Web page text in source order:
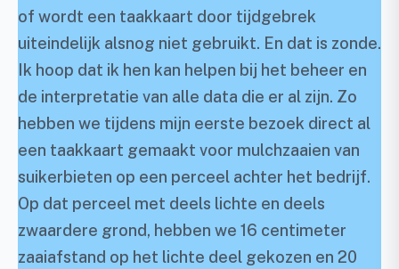
of wordt een taakkaart door tijdgebrek
uiteindelijk alsnog niet gebruikt. En dat is zonde.
Ik hoop dat ik hen kan helpen bij het beheer en
de interpretatie van alle data die er al zijn. Zo
hebben we tijdens mijn eerste bezoek direct al
een taakkaart gemaakt voor mulchzaaien van
suikerbieten op een perceel achter het bedrijf.
Op dat perceel met deels lichte en deels
zwaardere grond, hebben we 16 centimeter
zaaiafstand op het lichte deel gekozen en 20